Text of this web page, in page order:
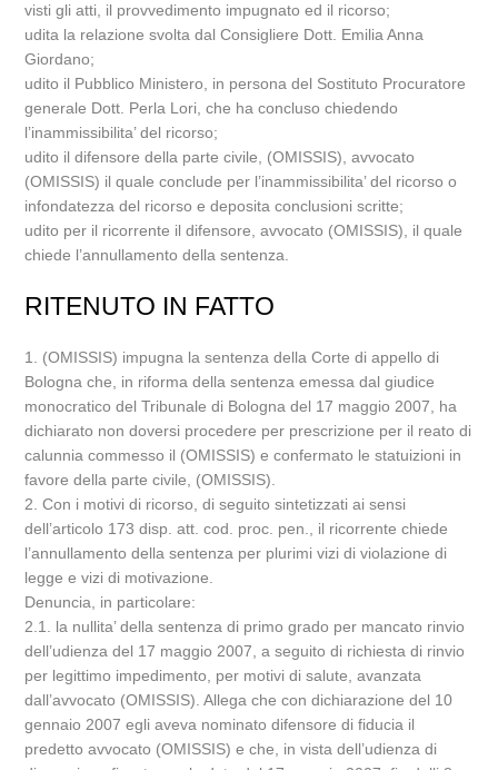
visti gli atti, il provvedimento impugnato ed il ricorso;
udita la relazione svolta dal Consigliere Dott. Emilia Anna
Giordano;
udito il Pubblico Ministero, in persona del Sostituto Procuratore
generale Dott. Perla Lori, che ha concluso chiedendo
l’inammissibilita’ del ricorso;
udito il difensore della parte civile, (OMISSIS), avvocato
(OMISSIS) il quale conclude per l’inammissibilita’ del ricorso o
infondatezza del ricorso e deposita conclusioni scritte;
udito per il ricorrente il difensore, avvocato (OMISSIS), il quale
chiede l’annullamento della sentenza.
RITENUTO IN FATTO
1. (OMISSIS) impugna la sentenza della Corte di appello di
Bologna che, in riforma della sentenza emessa dal giudice
monocratico del Tribunale di Bologna del 17 maggio 2007, ha
dichiarato non doversi procedere per prescrizione per il reato di
calunnia commesso il (OMISSIS) e confermato le statuizioni in
favore della parte civile, (OMISSIS).
2. Con i motivi di ricorso, di seguito sintetizzati ai sensi
dell’articolo 173 disp. att. cod. proc. pen., il ricorrente chiede
l’annullamento della sentenza per plurimi vizi di violazione di
legge e vizi di motivazione.
Denuncia, in particolare:
2.1. la nullita’ della sentenza di primo grado per mancato rinvio
dell’udienza del 17 maggio 2007, a seguito di richiesta di rinvio
per legittimo impedimento, per motivi di salute, avanzata
dall’avvocato (OMISSIS). Allega che con dichiarazione del 10
gennaio 2007 egli aveva nominato difensore di fiducia il
predetto avvocato (OMISSIS) e che, in vista dell’udienza di